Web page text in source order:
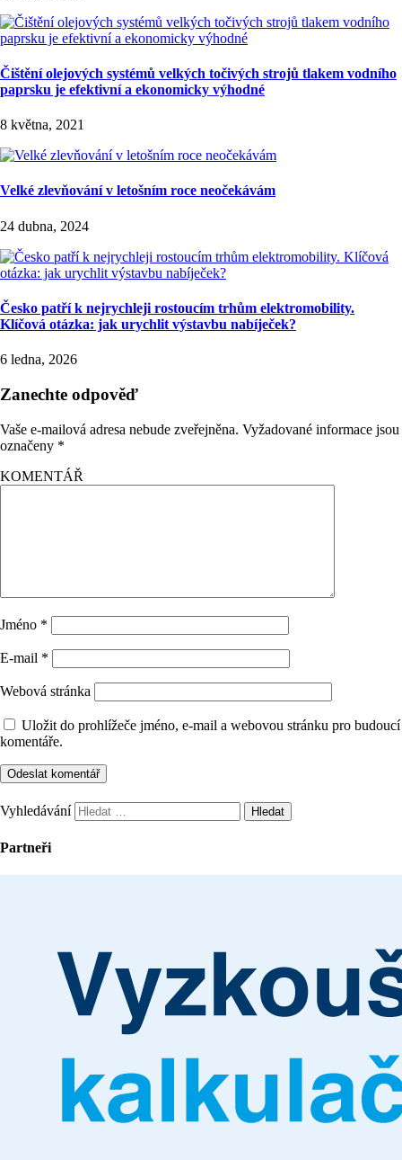
Čištění olejových systémů velkých točivých strojů tlakem vodního
paprsku je efektivní a ekonomicky výhodné
8 května, 2021
Velké zlevňování v letošním roce neočekávám
24 dubna, 2024
Česko patří k nejrychleji rostoucím trhům elektromobility.
Klíčová otázka: jak urychlit výstavbu nabíječek?
6 ledna, 2026
Zanechte odpověď
Vaše e-mailová adresa nebude zveřejněna. Vyžadované informace jsou
označeny *
KOMENTÁŘ
Jméno *
E-mail *
Webová stránka
Uložit do prohlížeče jméno, e-mail a webovou stránku pro budoucí
komentáře.
Vyhledávání
Partneři